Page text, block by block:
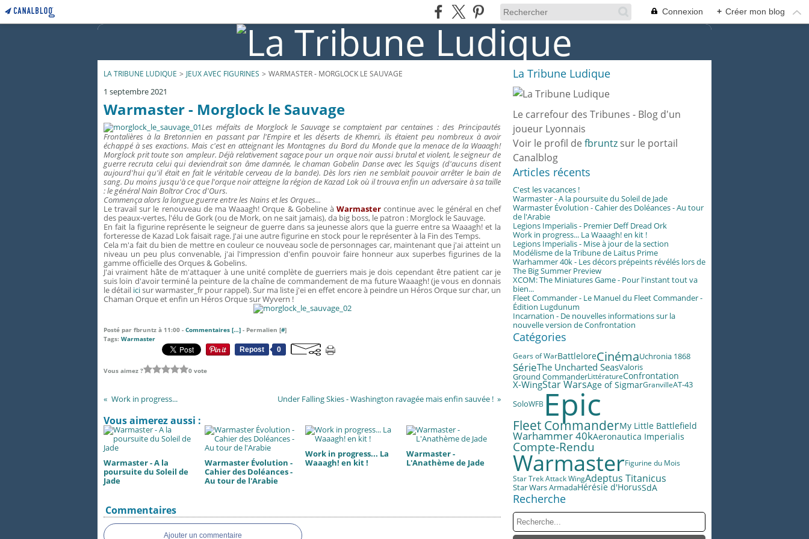
Connexion + Créer mon blog
LA TRIBUNE LUDIQUE > JEUX AVEC FIGURINES > WARMASTER - MORGLOCK LE SAUVAGE
1 septembre 2021
Warmaster - Morglock le Sauvage
Les méfaits de Morglock le Sauvage se comptaient par centaines : des Principautés
Frontalières à la Bretonnien en passant par l'Empire et les déserts de Khemri, ils étaient peu nombreux à avoir
échappé à ses exactions. Mais c'est en atteignant les Montagnes du Bord du Monde que la menace de la Waaagh!
Morglock prit toute son ampleur. Déjà relativement sagace pour un orque noir aussi brutal et violent, le seigneur de
guerre recruta celui qui deviendrait son âme damnée, le chaman Gobelin Danse avec les Squigs (d'aucuns disent
aujourd'hui qu'il était en fait le véritable cerveau de la bande). Dès lors rien ne semblait pouvoir arrêter le bain de
sang. Du moins jusqu'à ce que l'orque noir atteigne la région de Kazad Lok où il trouva enfin un adversaire à sa taille
: le général Nain Boltror Croc d'Ours.
Commença alors la longue guerre entre les Nains et les Orques...
Le travail sur le renouveau de ma Waaagh! Orque & Gobeline à Warmaster continue avec le général en chef
des peaux-vertes, l'élu de Gork (ou de Mork, on ne sait jamais), da big boss, le patron : Morglock le Sauvage.
En fait la figurine représente le seigneur de guerre dans sa jeunesse alors que la guerre entre sa Waaagh! et la
forteresse de Kazad Lok faisait rage. J'ai une autre figurine en stock pour le représenter à la Fin des Temps.
Cela m'a fait du bien de mettre en couleur ce nouveau socle de personnages car, maintenant que j'ai atteint un
niveau un peu plus convenable, j'ai l'impression d'enfin pouvoir faire honneur aux superbes figurines de la
gamme officielle des Orques & Gobelins.
J'ai vraiment hâte de m'attaquer à une unité complète de guerriers mais je dois cependant être patient car je
suis loin d'avoir terminé la peinture de la chaîne de commandement de ma future Waaagh! (je vous en donnais
le détail icisur warmaster_fr pour rappel). Sur ma liste j'ei en effet encore à peindre un Héros Orque sur char, un
Chaman Orque et enfin un Héros Orque sur Wyvern !
Posté par fbruntz à 11:00 - Commentaires […] - Permalien [#]
Tags: Warmaster
Repost
0
Vous aimez ? 0 vote
Work in progress... Under Falling Skies - Washington ravagée mais enfin sauvée !
Vous aimerez aussi :
Warmaster - A la
poursuite du Soleil de
Jade
Warmaster Évolution -
Cahier des Doléances -
Au tour de l'Arabie
Work in progress... La
Waaagh! en kit !
Warmaster -
L'Anathème de Jade
Commentaires
Ajouter un commentaire
La Tribune Ludique
Le carrefour des Tribunes - Blog d'un
joueur Lyonnais
Voir le profil de fbruntz sur le portail
Canalblog
Articles récents
C'est les vacances !
Warmaster - A la poursuite du Soleil de Jade
Warmaster Évolution - Cahier des Doléances - Au tour
de l'Arabie
Legions Imperialis - Premier Deff Dread Ork
Work in progress... La Waaagh! en kit !
Legions Imperialis - Mise à jour de la section
Modélisme de la Tribune de Laïtus Prime
Warhammer 40k - Les décors prépeints révélés lors de
The Big Summer Preview
XCOM: The Miniatures Game - Pour l'instant tout va
bien...
Fleet Commander - Le Manuel du Fleet Commander -
Édition Lugdunum
Incarnation - De nouvelles informations sur la
nouvelle version de Confrontation
Catégories
Gears of WarBattleloreCinémaUchronia 1868
SérieThe Uncharted SeasValoris
Ground CommanderLittératureConfrontation
X-WingStar WarsAge of SigmarGranvilleAT-43
SoloWFB Epic
Fleet CommanderMy Little Battlefield
Warhammer 40kAeronautica Imperialis
Compte-Rendu
WarmasterFigurine du Mois
Star Trek Attack WingAdeptus Titanicus
Star Wars ArmadaHérésie d'HorusSdA
Recherche